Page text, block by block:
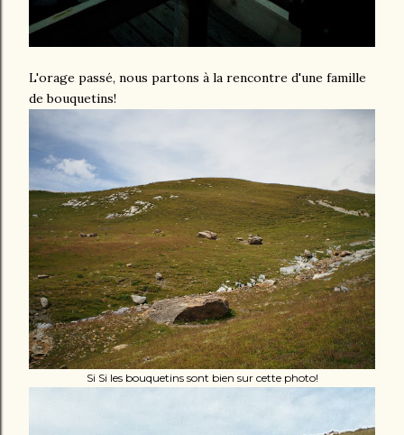
L'orage passé, nous partons à la rencontre d'une famille
de bouquetins!
Si Si les bouquetins sont bien sur cette photo!